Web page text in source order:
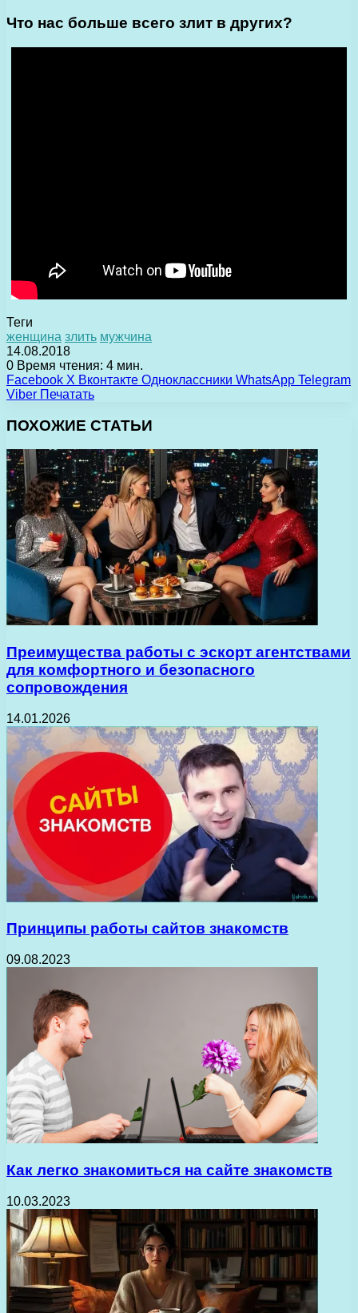
Что нас больше всего злит в других?
Теги
женщина злить мужчина
14.08.2018
0 Время чтения: 4 мин.
Facebook X Вконтакте Одноклассники WhatsApp Telegram
Viber Печатать
ПОХОЖИЕ СТАТЬИ
Преимущества работы с эскорт агентствами
для комфортного и безопасного
сопровождения
14.01.2026
Принципы работы сайтов знакомств
09.08.2023
Как легко знакомиться на сайте знакомств
10.03.2023